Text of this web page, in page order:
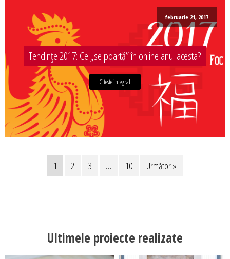
februarie 21, 2017
Tendințe 2017: Ce „se poartă” în online anul acesta?
Citeste integral
1 2 3 … 10 Următor »
Ultimele proiecte realizate